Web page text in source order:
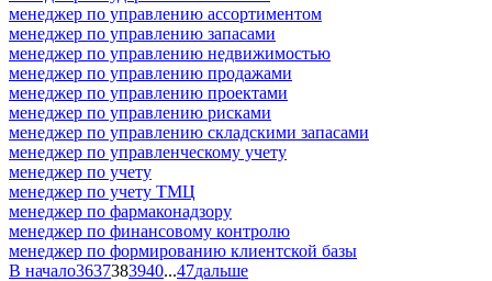
менеджер по управлению ассортиментом
менеджер по управлению запасами
менеджер по управлению недвижимостью
менеджер по управлению продажами
менеджер по управлению проектами
менеджер по управлению рисками
менеджер по управлению складскими запасами
менеджер по управленческому учету
менеджер по учету
менеджер по учету ТМЦ
менеджер по фармаконадзору
менеджер по финансовому контролю
менеджер по формированию клиентской базы
В начало3637383940...47дальше